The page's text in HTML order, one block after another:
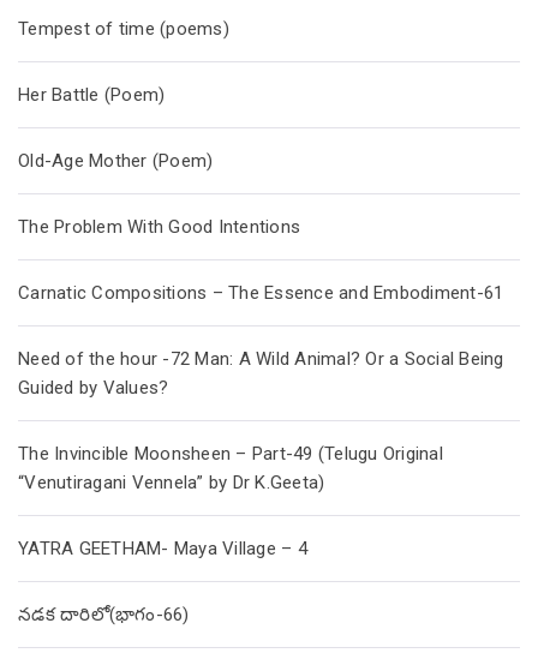
Tempest of time (poems)
Her Battle (Poem)
Old-Age Mother (Poem)
The Problem With Good Intentions
Carnatic Compositions – The Essence and Embodiment-61
Need of the hour -72 Man: A Wild Animal? Or a Social Being
Guided by Values?
The Invincible Moonsheen – Part-49 (Telugu Original
“Venutiragani Vennela” by Dr K.Geeta)
YATRA GEETHAM- Maya Village – 4
నడక దారిలో(భాగం-66)